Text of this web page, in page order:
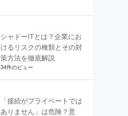
シャドーITとは？企業にお
けるリスクの種類とその対
策方法を徹底解説
34件のビュー
「接続がプライベートでは
ありません」は危険？意